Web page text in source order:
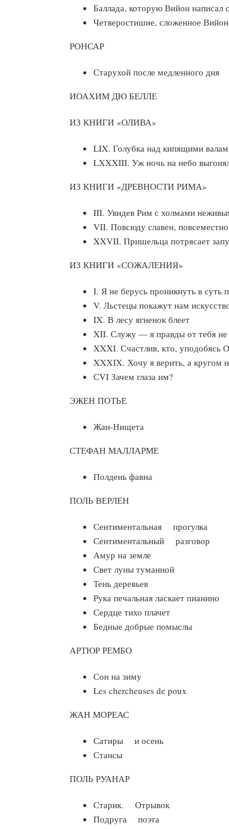
Баллада, которую Вийон
Четверостишие, сложенное
РОНСАР
Старухой после медленного дня
ИОАХИМ ДЮ БЕЛЛЕ
ИЗ КНИГИ «ОЛИВА»
LIX. Голубка над кипящими
LXXXIII. Уж ночь на небо
ИЗ КНИГИ «ДРЕВНОСТИ РИМА»
III. Увидев Рим с холмами
VII. Повсюду славен,
XXVII. Пришельца потрясает
ИЗ КНИГИ «СОЖАЛЕНИЯ»
I. Я не берусь проникнуть в
V. Льстецы покажут нам
IX. В лесу ягненок блеет
XII. Служу — я правды от тебя
XXXI. Счастлив, кто,
XXXIX. Хочу я верить, а кругом
СVI Зачем глаза им?
ЭЖЕН ПОТЬЕ
Жан-Нищета
СТЕФАН МАЛЛАРМЕ
Полдень фавна
ПОЛЬ ВЕРЛЕН
Сентиментальная прогулка
Сентиментальный разговор
Амур на земле
Свет луны туманной
Тень деревьев
Рука печальная ласкает пианино
Сердце тихо плачет
Бедные добрые помыслы
АРТЮР РЕМБО
Сон на зиму
Les chercheuses de poux
ЖАН МОРЕАС
Сатиры и осень
Стансы
ПОЛЬ РУАНАР
Старик. Отрывок
Подруга поэта